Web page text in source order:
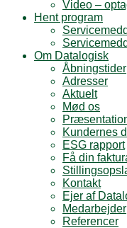
Video –
Hent program
Om Datalogisk
Åbningstider
Adresser
Aktuelt
Mød os
Kundernes
ESG rapport
Få din
Kontakt
Ejer af
Medarbejder
Referencer